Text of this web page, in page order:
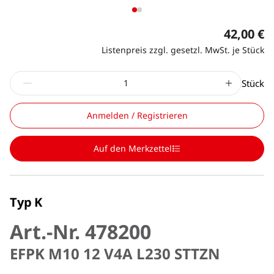
42,00 €
Listenpreis zzgl. gesetzl. MwSt. je Stück
Stück
Anmelden / Registrieren
Auf den Merkzettel
Typ K
Art.-Nr. 478200
EFPK M10 12 V4A L230 STTZN